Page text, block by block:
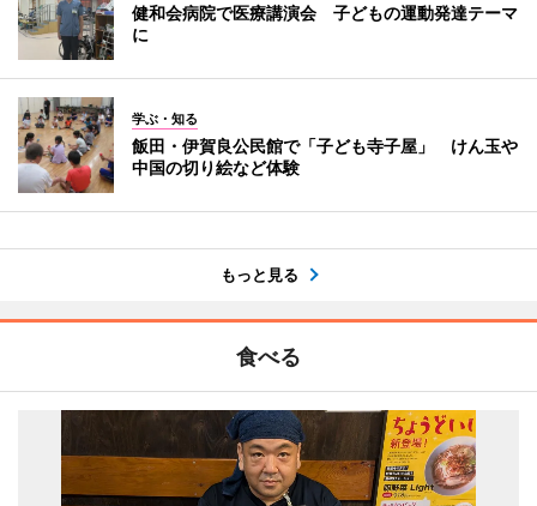
健和会病院で医療講演会 子どもの運動発達テーマ
に
学ぶ・知る
飯田・伊賀良公民館で「子ども寺子屋」 けん玉や
中国の切り絵など体験
もっと見る
食べる